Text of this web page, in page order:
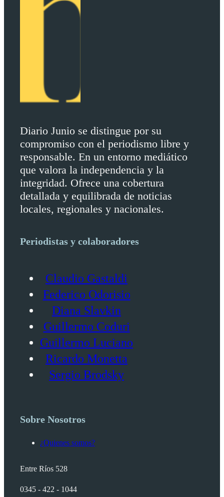
Diario Junio se distingue por su
compromiso con el periodismo libre y
responsable. En un entorno mediático
que valora la independencia y la
integridad. Ofrece una cobertura
detallada y equilibrada de noticias
locales, regionales y nacionales.
Periodistas y colaboradores
Claudio Gastaldi
Federico Odorisio
Diana Slavkin
Guillermo Coduri
Guillermo Luciano
Ricardo Monetta
Sergio Brodsky
Sobre Nosotros
¿Quienes somos?
Entre Ríos 528
0345 - 422 - 1044